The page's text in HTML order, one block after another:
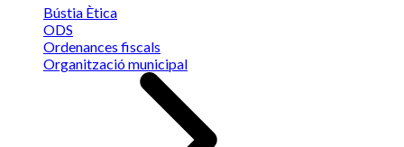
Bústia Ètica
ODS
Ordenances fiscals
Organització municipal